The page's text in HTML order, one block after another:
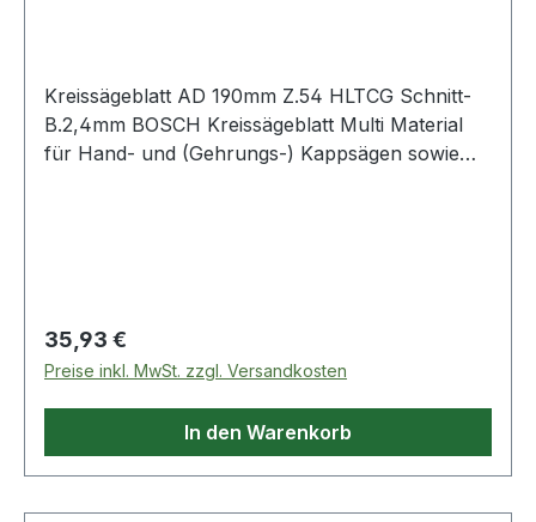
Kreissägeblatt AD 190mm Z.54 HLTCG Schnitt-
B.2,4mm BOSCH Kreissägeblatt Multi Material
für Hand- und (Gehrungs-) Kappsägen sowie
Regulärer Preis:
35,93 €
Preise inkl. MwSt. zzgl. Versandkosten
In den Warenkorb